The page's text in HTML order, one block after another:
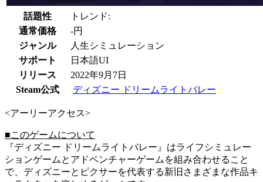
話題性
トレンド:
通常価格
-円
ジャンル
人生シミュレーション
サポート
日本語UI
リリース
2022年9月7日
Steam公式
ディズニー ドリームライトバレー
<アーリーアクセス>
■このゲームについて
『ディズニー ドリームライトバレー』はライフシミュレー
ションゲームとアドベンチャーゲームを組み合わせること
で、ディズニーとピクサーを代表する新旧さまざまな作品キ